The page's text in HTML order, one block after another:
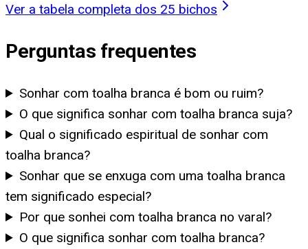
Ver a tabela completa dos 25 bichos
Perguntas frequentes
Sonhar com toalha branca é bom ou ruim?
O que significa sonhar com toalha branca suja?
Qual o significado espiritual de sonhar com
toalha branca?
Sonhar que se enxuga com uma toalha branca
tem significado especial?
Por que sonhei com toalha branca no varal?
O que significa sonhar com toalha branca?